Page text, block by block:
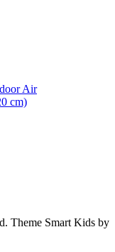
Air
cm)
Theme Smart Kids by